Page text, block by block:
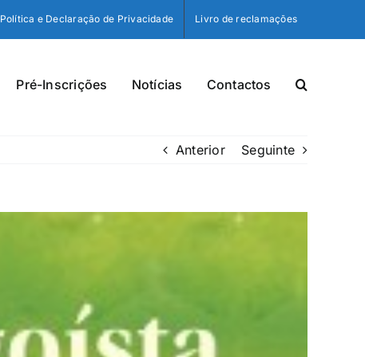
Política e Declaração de Privacidade Livro de reclamações
Pré-Inscrições Notícias Contactos
Anterior Seguinte